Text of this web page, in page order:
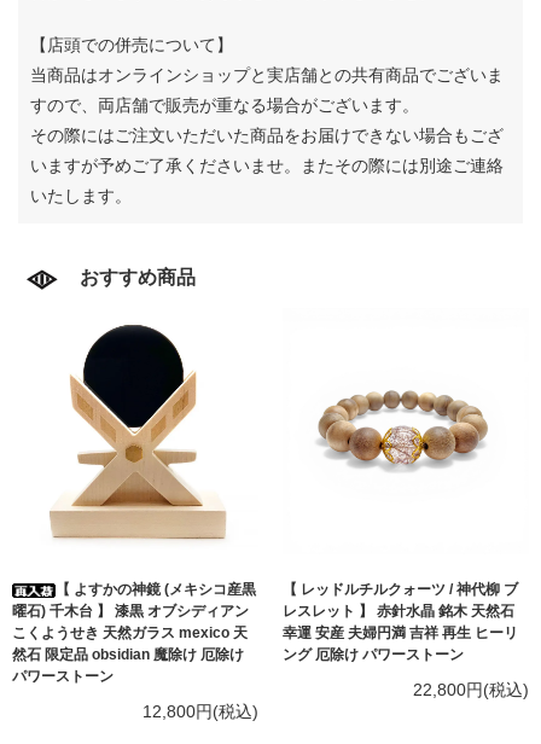
【店頭での併売について】
当商品はオンラインショップと実店舗との共有商品でございま
すので、両店舗で販売が重なる場合がございます。
その際にはご注文いただいた商品をお届けできない場合もござ
いますが予めご了承くださいませ。またその際には別途ご連絡
いたします。
おすすめ商品
【 よすかの神鏡 (メキシコ産黒
曜石) 千木台 】 漆黒 オブシディアン
こくようせき 天然ガラス mexico 天
然石 限定品 obsidian 魔除け 厄除け
パワーストーン
12,800円(税込)
【 レッドルチルクォーツ / 神代柳 ブ
レスレット 】 赤針水晶 銘木 天然石
幸運 安産 夫婦円満 吉祥 再生 ヒーリ
ング 厄除け パワーストーン
22,800円(税込)